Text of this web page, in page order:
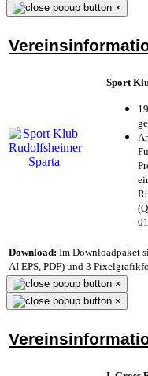
×
Sport
Download: Im Downloadpaket
AI EPS, PDF) und 3
×
×